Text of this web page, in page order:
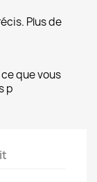
Plus de
que vous
p